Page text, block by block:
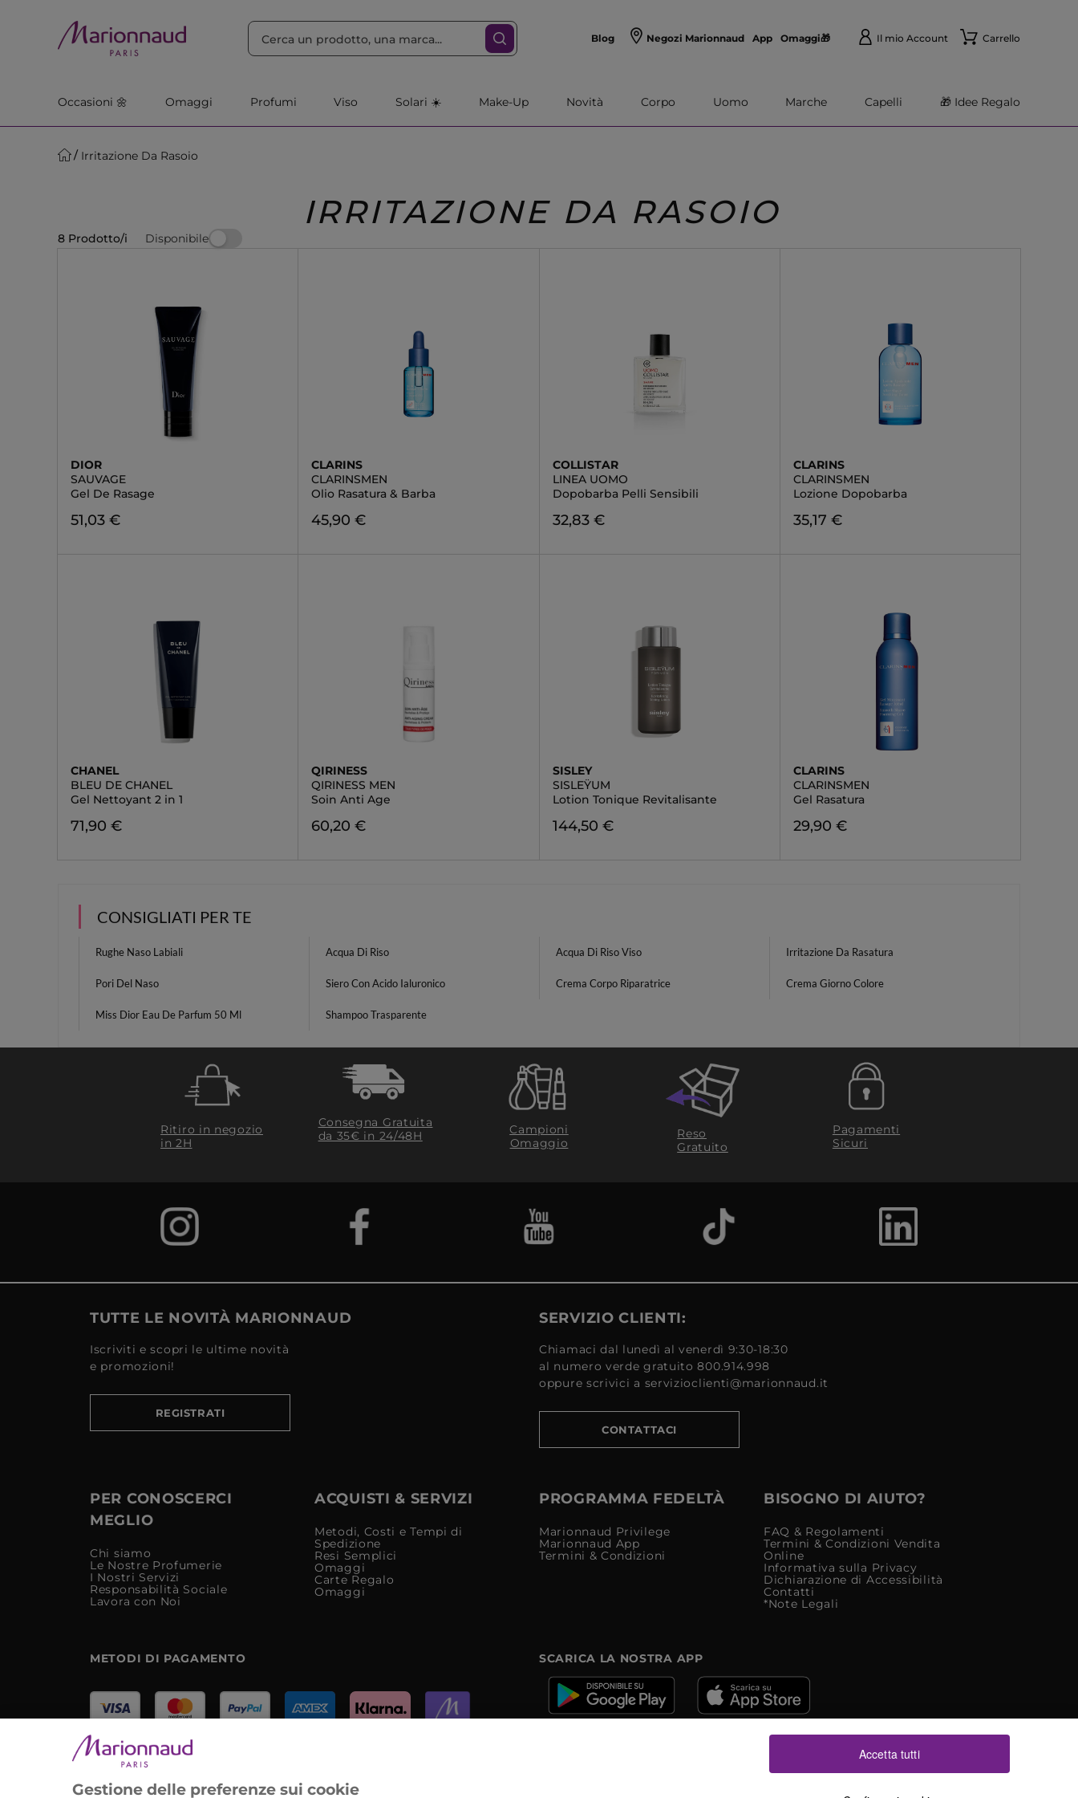
Blog Negozi Marionnaud App Omaggi🎁 Il mio Account Carrello
Occasioni 🌼 Omaggi Profumi Viso Solari ☀️ Make-Up Novità Corpo Uomo Marche Capelli 🎁 Idee Regalo
Irritazione Da Rasoio
IRRITAZIONE DA RASOIO
8 Prodotto/i Disponibile
DIOR
SAUVAGE
Gel De Rasage
51,03 €
CLARINS
CLARINSMEN
Olio Rasatura & Barba
45,90 €
COLLISTAR
LINEA UOMO
Dopobarba Pelli Sensibili
32,83 €
CLARINS
CLARINSMEN
Lozione Dopobarba
35,17 €
CHANEL
BLEU DE CHANEL
Gel Nettoyant 2 in 1
71,90 €
QIRINESS
QIRINESS MEN
Soin Anti Age
60,20 €
SISLEY
SISLEŸUM
Lotion Tonique Revitalisante
144,50 €
CLARINS
CLARINSMEN
Gel Rasatura
29,90 €
CONSIGLIATI PER TE
Rughe Naso Labiali Acqua Di Riso Acqua Di Riso Viso Irritazione Da Rasatura
Pori Del Naso Siero Con Acido Ialuronico Crema Corpo Riparatrice Crema Giorno Colore
Miss Dior Eau De Parfum 50 Ml Shampoo Trasparente
Ritiro in negozio
in 2H
Consegna Gratuita
da 35€​ in 24/48H
Campioni
Omaggio
Reso
Gratuito
Pagamenti
Sicuri
TUTTE LE NOVITÀ MARIONNAUD
Iscriviti e scopri le ultime novità
e promozioni!
REGISTRATI
SERVIZIO CLIENTI:
Chiamaci dal lunedì al venerdì 9:30-18:30
al numero verde gratuito 800.914.998
oppure scrivici a servizioclienti@marionnaud.it
CONTATTACI
PER CONOSCERCI
MEGLIO
Chi siamo
Le Nostre Profumerie
I Nostri Servizi
Responsabilità Sociale
Lavora con Noi
ACQUISTI & SERVIZI
Metodi, Costi e Tempi di
Spedizione
Resi Semplici
Omaggi
Carte Regalo
Omaggi
PROGRAMMA FEDELTÀ
Marionnaud Privilege
Marionnaud App
Termini & Condizioni
BISOGNO DI AIUTO?
FAQ & Regolamenti
Termini & Condizioni Vendita
Online
Informativa sulla Privacy
Dichiarazione di Accessibilità
Contatti
*Note Legali
METODI DI PAGAMENTO
Marionnaud Parfumeries Italia S.r.l.
Largo Fiera Milano 5, 20017 Rho (MI)
REA Milano 1650024 con P.IVA 13425220152.
SCARICA LA NOSTRA APP
Gestione delle preferenze sui cookie
Accetta tutti